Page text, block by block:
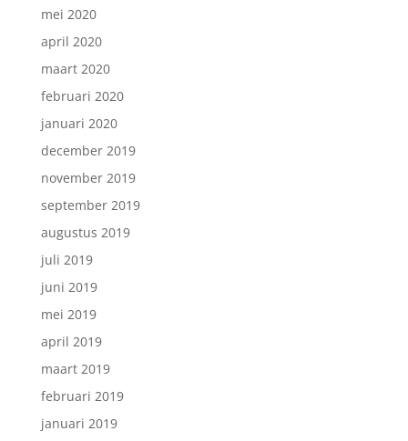
mei 2020
april 2020
maart 2020
februari 2020
januari 2020
december 2019
november 2019
september 2019
augustus 2019
juli 2019
juni 2019
mei 2019
april 2019
maart 2019
februari 2019
januari 2019